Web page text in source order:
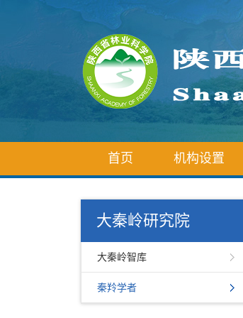
首页 机构设置
大秦岭研究院
大秦岭智库
秦羚学者